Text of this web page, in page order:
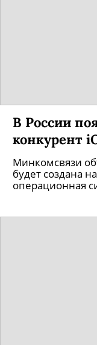
В России
конкурент
Минкомсвязи
будет создана
операционная